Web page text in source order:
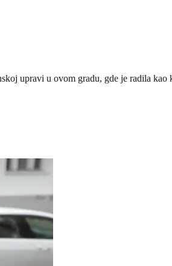
upravi u ovom gradu, gde je radila